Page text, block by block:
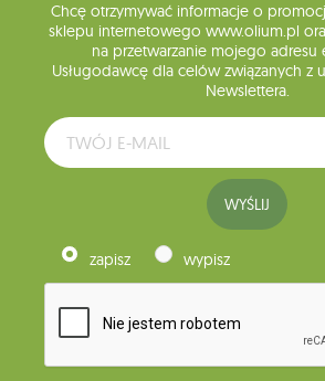
Chcę otrzymywać informacje o
sklepu internetowego www.olium.pl
na przetwarzanie mojego adresu
Usługodawcę dla celów związanych z
Newslettera.
WYŚLIJ
zapisz wypisz